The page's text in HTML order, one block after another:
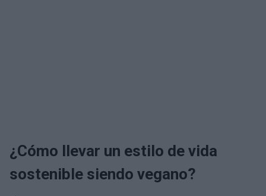
¿Cómo llevar un estilo de vida
sostenible siendo vegano?